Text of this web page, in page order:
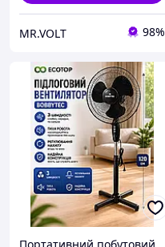
MR.VOLT 98%